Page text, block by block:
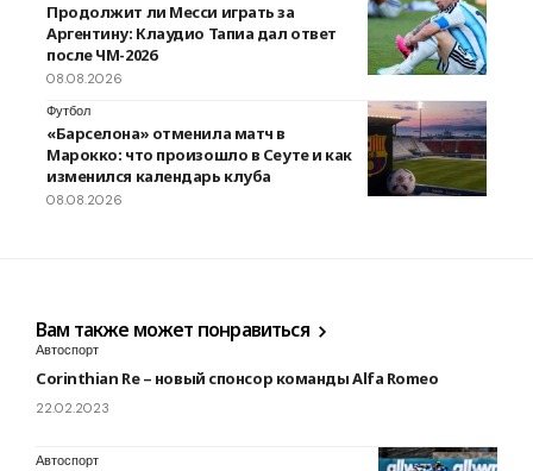
Продолжит ли Месси играть за
Аргентину: Клаудио Тапиа дал ответ
после ЧМ-2026
08.08.2026
Футбол
«Барселона» отменила матч в
Марокко: что произошло в Сеуте и как
изменился календарь клуба
08.08.2026
Вам также может понравиться
Автоспорт
Corinthian Re – новый спонсор команды Alfa Romeo
22.02.2023
Автоспорт